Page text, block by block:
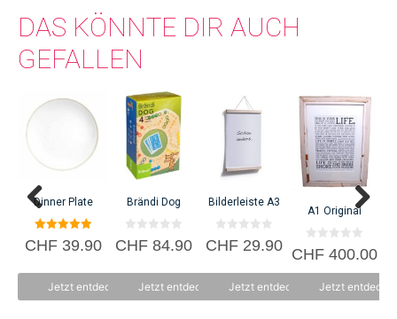
DAS KÖNNTE DIR AUCH
GEFALLEN
Dinner Plate
5.00
von 5
CHF39.90
Jetzt entdecken
Brändi Dog
0
v
n
CHF84.90
Jetzt entdecken
Bilderleiste A3
0
v
n
CHF29.90
Jetzt entdecken
A1 Original
0
v
CHF400.00
Jetzt